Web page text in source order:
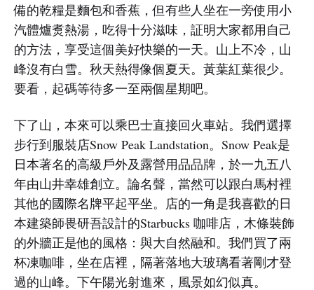
備的乾糧是麵包和香蕉，但有些人坐在一旁使用小
汽體爐煑熱湯，吃得十分滋味，証明大家都用自己
的方法，享受這個美好快樂的一天。山上不冷，山
峰沒有白雪。秋天熱得像個夏天。黃葉紅葉很少。
要看，起碼等待多一至兩個星期吧。
下了山，本來可以乘巴士直接回火車站。我們選擇
步行到服裝店Snow Peak Landstation。Snow Peak是
日本著名的高級戶外及露營用品品牌，於一九五八
年由山井幸雄創立。論名聲，當然可以跟白馬村裡
其他的國際名牌平起平坐。店的一角是我喜歡的日
本建築師畏研吾設計的Starbucks 咖啡店，木條裝飾
的外牆正是他的風格：與大自然融和。我們買了兩
杯凍咖啡，坐在店裡，隔著落地大玻璃看著剛才登
過的山峰。下午陽光射進來，風景如幻似真。